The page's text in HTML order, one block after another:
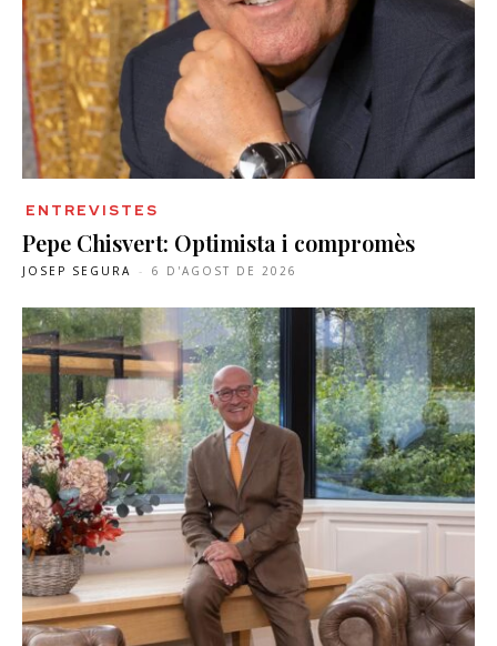
ENTREVISTES
Pepe Chisvert: Optimista i compromès
JOSEP SEGURA - 6 D'AGOST DE 2026